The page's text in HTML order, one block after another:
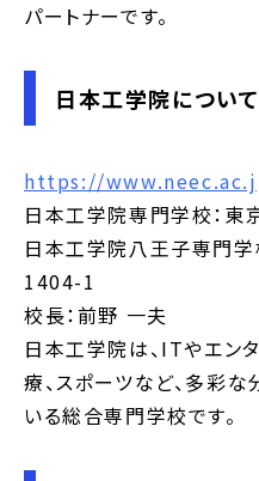
パートナーです。
日本工学院について
https://
日本工学院専門学校：
日本工学院八王子専門
1404-1
校長：前野 一夫
日本工学院は、ITやエンタ
療、スポーツなど、多彩
いる総合専門学校です。